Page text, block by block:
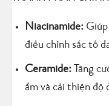
Niacinamide: Giúp
điều chỉnh sắc tố
Ceramide: Tăng
ẩm và cải thiện độ